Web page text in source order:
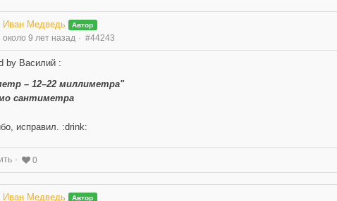
Иван Медведь Автор
около 9 лет назад #44243
by Василий :
– 12–22 миллиметра"
сантиметра
исправил. :drink:
0
Иван Медведь Автор